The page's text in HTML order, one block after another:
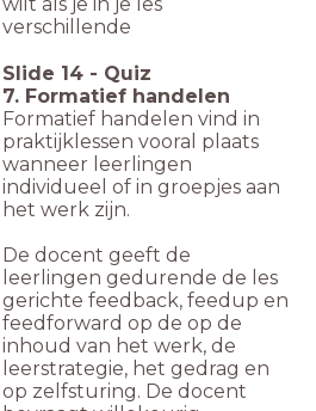
verschillende
Slide 14 - Quiz
7. Formatief handelen
Formatief handelen vind in
praktijklessen vooral plaats
wanneer leerlingen
individueel of in groepjes aan
het werk zijn.
De docent geeft de
leerlingen gedurende de les
gerichte feedback, feedup en
feedforward op de op de
inhoud van het werk, de
leerstrategie, het gedrag en
op zelfsturing. De docent